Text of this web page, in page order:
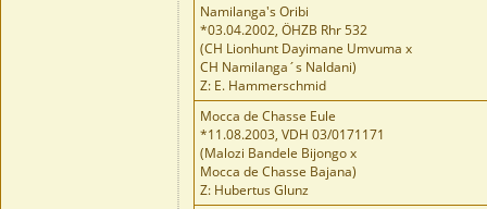
Namilanga's Oribi
*03.04.2002, ÖHZB Rhr 532
(CH Lionhunt Dayimane Umvuma x
CH Namilanga´s Naldani)
Z: E. Hammerschmid
Mocca de Chasse Eule
*11.08.2003, VDH 03/0171171
(Malozi Bandele Bijongo x
Mocca de Chasse Bajana)
Z: Hubertus Glunz